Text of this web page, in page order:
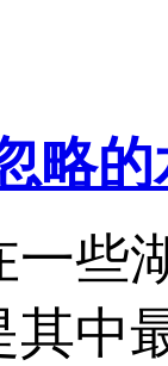
略
一些
其中